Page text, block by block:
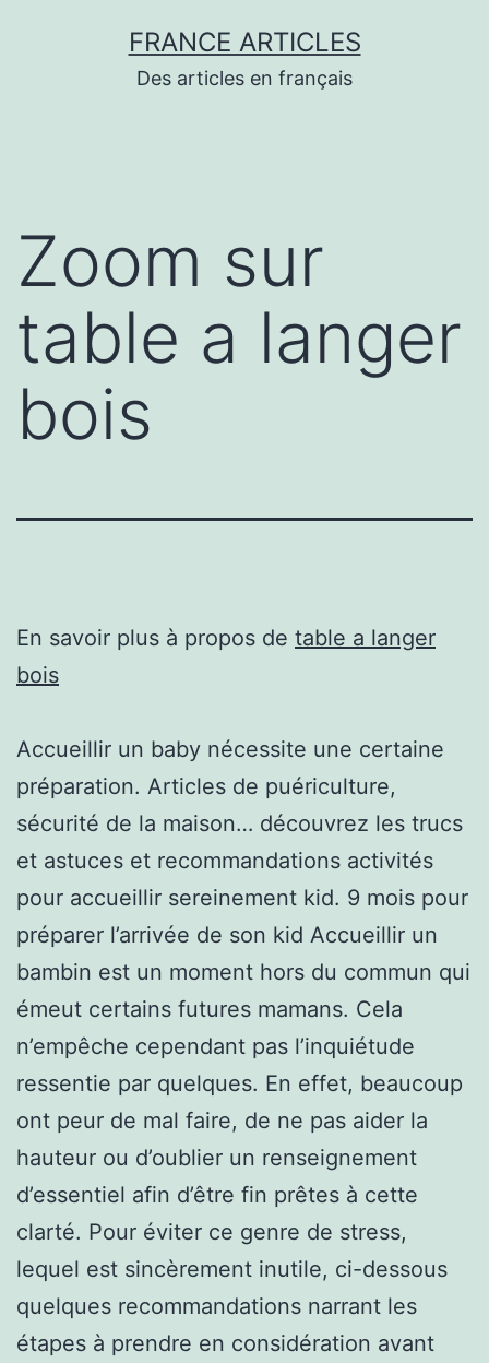
FRANCE ARTICLES
Des articles en français
Zoom sur
table a langer
bois
En savoir plus à propos de table a langer
bois
Accueillir un baby nécessite une certaine
préparation. Articles de puériculture,
sécurité de la maison… découvrez les trucs
et astuces et recommandations activités
pour accueillir sereinement kid. 9 mois pour
préparer l’arrivée de son kid Accueillir un
bambin est un moment hors du commun qui
émeut certains futures mamans. Cela
n’empêche cependant pas l’inquiétude
ressentie par quelques. En effet, beaucoup
ont peur de mal faire, de ne pas aider la
hauteur ou d’oublier un renseignement
d’essentiel afin d’être fin prêtes à cette
clarté. Pour éviter ce genre de stress,
lequel est sincèrement inutile, ci-dessous
quelques recommandations narrant les
étapes à prendre en considération avant